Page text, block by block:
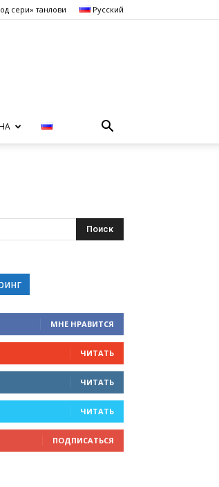
сеҳри» танлови Русский
МНЕ НРАВИТСЯ
ЧИТАТЬ
ЧИТАТЬ
ЧИТАТЬ
ПОДПИСАТЬСЯ